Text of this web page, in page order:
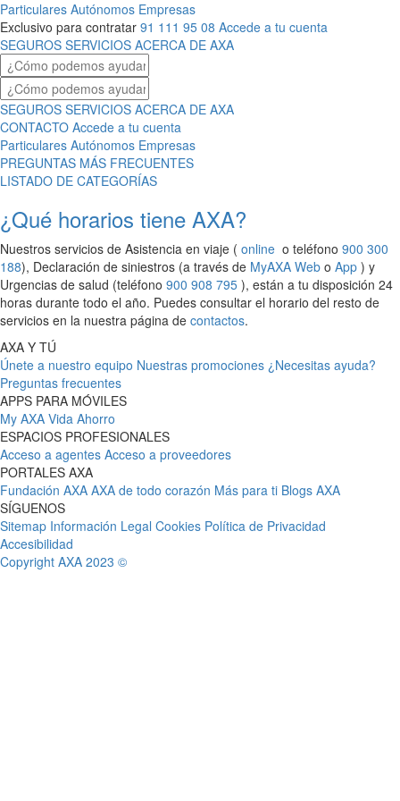
Particulares Autónomos Empresas
Exclusivo para contratar 91 111 95 08 Accede a tu cuenta
SEGUROS SERVICIOS ACERCA DE AXA
SEGUROS SERVICIOS ACERCA DE AXA
CONTACTO Accede a tu cuenta
Particulares Autónomos Empresas
PREGUNTAS MÁS FRECUENTES
LISTADO DE CATEGORÍAS
¿Qué horarios tiene AXA?
Nuestros servicios de Asistencia en viaje ( online o teléfono 900 300
188), Declaración de siniestros (a través de MyAXA Web o App ) y
Urgencias de salud (teléfono 900 908 795 ), están a tu disposición 24
horas durante todo el año. Puedes consultar el horario del resto de
servicios en la nuestra página de contactos.
AXA Y TÚ
Únete a nuestro equipo Nuestras promociones ¿Necesitas ayuda?
Preguntas frecuentes
APPS PARA MÓVILES
My AXA Vida Ahorro
ESPACIOS PROFESIONALES
Acceso a agentes Acceso a proveedores
PORTALES AXA
Fundación AXA AXA de todo corazón Más para ti Blogs AXA
SÍGUENOS
Sitemap Información Legal Cookies Política de Privacidad
Accesibilidad
Copyright AXA 2023 ©